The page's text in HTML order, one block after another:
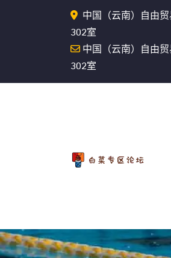
中国（云南）自由
302室
中国（云南）自由
302室